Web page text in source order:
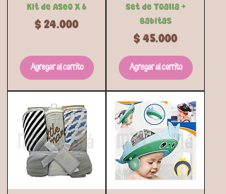
Kit de Aseo x 6
Precio
$ 24.000
Agregar al carrito
Set de Toalla +
Babitas
Precio
$ 45.000
Agregar al carrito